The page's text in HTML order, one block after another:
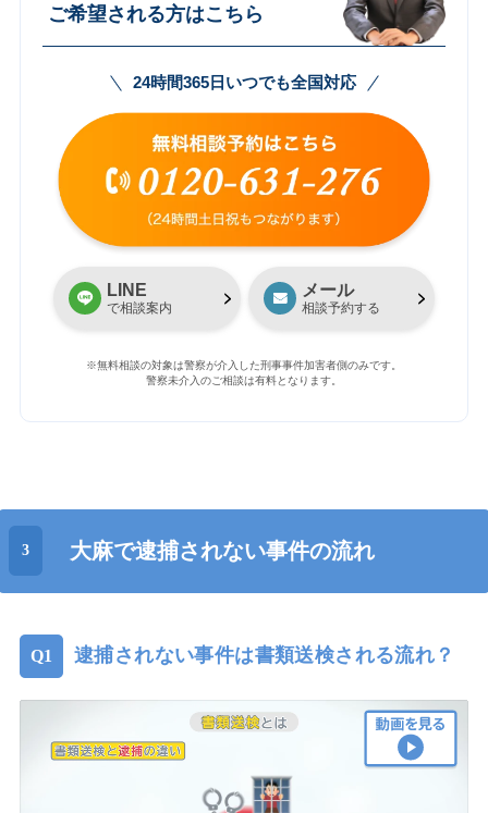
ご希望される方はこちら
24時間365日いつでも全国対応
LINE
で相談案内
メール
相談予約する
※無料相談の対象は警察が介入した刑事事件加害者側のみです。
警察未介入のご相談は有料となります。
大麻で逮捕されない事件の流れ
逮捕されない事件は書類送検される流れ？